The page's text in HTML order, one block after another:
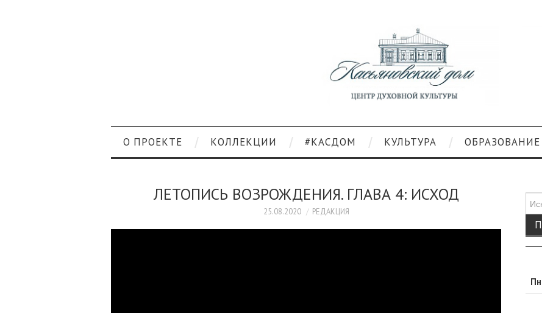
О ПРОЕКТЕ КОЛЛЕКЦИИ #КАСДОМ КУЛЬТУРА ОБРАЗОВАНИЕ
ЛЕТОПИСЬ ВОЗРОЖДЕНИЯ. ГЛАВА 4: ИСХОД
25.08.2020 РЕДАКЦИЯ
для:
Пн